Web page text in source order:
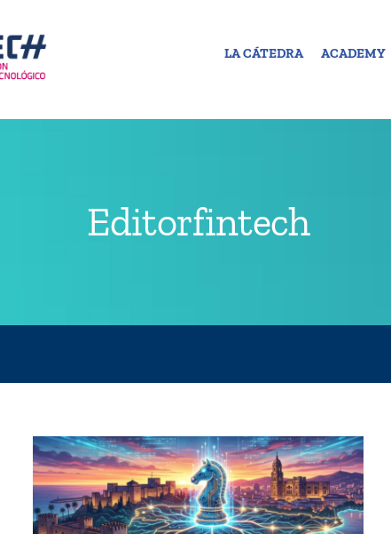
LA CÁTEDRA ACADEMY
Editorfintech